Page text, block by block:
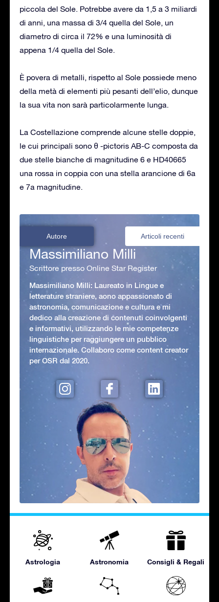
piccola del Sole. Potrebbe avere da 1,5 a 3 miliardi
di anni, una massa di 3/4 quella del Sole, un
diametro di circa il 72% e una luminosità di
appena 1/4 quella del Sole.
È povera di metalli, rispetto al Sole possiede meno
della metà di elementi più pesanti dell’elio, dunque
la sua vita non sarà particolarmente lunga.
La Costellazione comprende alcune stelle doppie,
le cui principali sono θ -pictoris AB-C composta da
due stelle bianche di magnitudine 6 e HD40665
una rossa in coppia con una stella arancione di 6a
e 7a magnitudine.
Autore Articoli recenti
Massimiliano Milli
Scrittore presso Online Star Register
Massimiliano Milli: Laureato in Lingue e
letterature straniere, aono appassionato di
astronomia, comunicazione e cultura e mi
dedico alla creazione di contenuti coinvolgenti
e informativi, utilizzando le mie competenze
linguistiche per raggiungere un pubblico
internazionale. Collaboro come content creator
per OSR dal 2020.
Astrologia Astronomia Consigli & Regali